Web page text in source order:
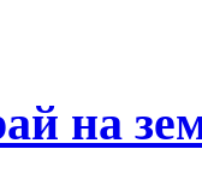
на